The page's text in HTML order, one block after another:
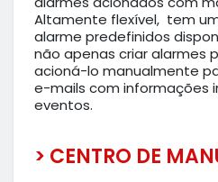
Altamente flexível, tem
alarme predefinidos
não apenas criar alarmes
acioná-lo manualmente
e-mails com informações
eventos.
> CENTRO DE